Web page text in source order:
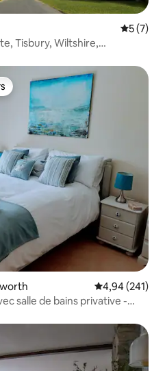
Note
5 (7)
Tisbury, Wiltshire,
les plus aimés
Note
4,94 (241)
salle de bains privative -